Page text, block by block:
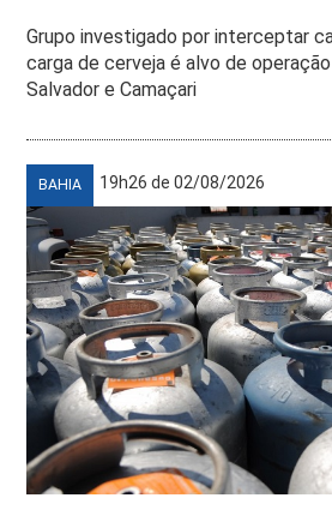
Grupo investigado por interceptar
carga de cerveja é alvo de
Salvador e Camaçari
BAHIA 19h26 de 02/08/2026